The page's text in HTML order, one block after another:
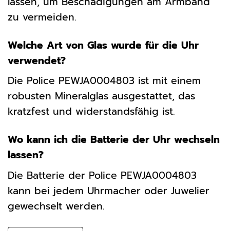
zu vermeiden.
Welche Art von Glas wurde für die Uhr
verwendet?
Die Police PEWJA0004803 ist mit einem
robusten Mineralglas ausgestattet, das
kratzfest und widerstandsfähig ist.
Wo kann ich die Batterie der Uhr wechseln
lassen?
Die Batterie der Police PEWJA0004803
kann bei jedem Uhrmacher oder Juwelier
gewechselt werden.